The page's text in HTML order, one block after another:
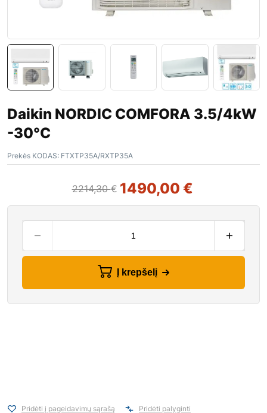
Daikin NORDIC COMFORA 3.5/4kW
-30°C
Prekės KODAS: FTXTP35A/RXTP35A
2214,30€ 1490,00 €
Į krepšelį
Pridėti į pageidavimų sąrašą Pridėti palyginti